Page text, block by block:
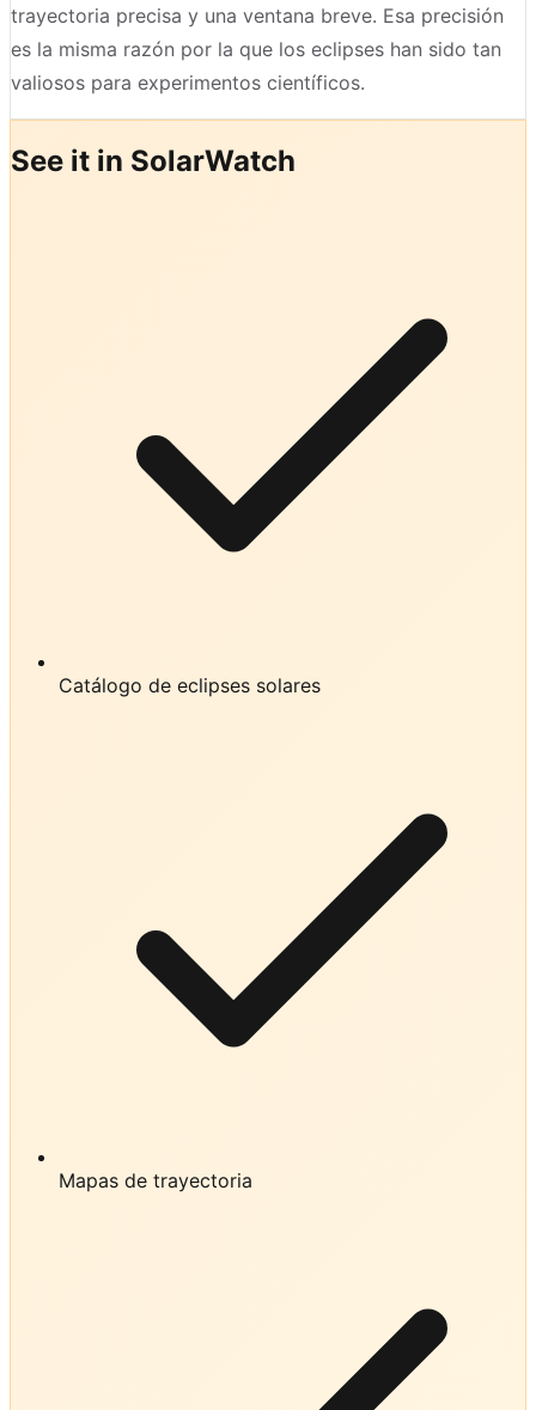
trayectoria precisa y una ventana breve. Esa precisión
es la misma razón por la que los eclipses han sido tan
valiosos para experimentos científicos.
See it in SolarWatch
Catálogo de eclipses solares
Mapas de trayectoria